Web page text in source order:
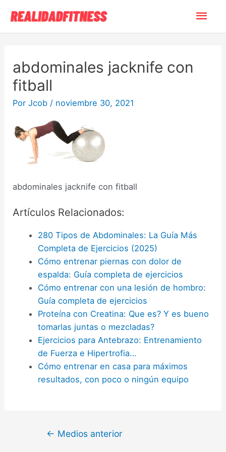
contenido
abdominales jacknife con
fitball
PorJcob / noviembre 30, 2021
abdominales jacknife con fitball
Artículos Relacionados:
280 Tipos de Abdominales: La Guía Más
Completa de Ejercicios (2025)
Cómo entrenar piernas con dolor de
espalda: Guía completa de ejercicios
Cómo entrenar con una lesión de hombro:
Guía completa de ejercicios
Proteína con Creatina: Que es? Y es bueno
tomarlas juntas o mezcladas?
Ejercicios para Antebrazo: Entrenamiento
de Fuerza e Hipertrofia…
Cómo entrenar en casa para máximos
resultados, con poco o ningún equipo
Navegación
← Medios anterior